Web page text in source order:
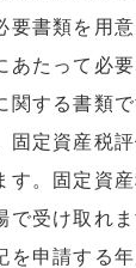
要書類を用
あたって必
関する書類
固定資産税
す。固定資
で受け取れ
を申請する